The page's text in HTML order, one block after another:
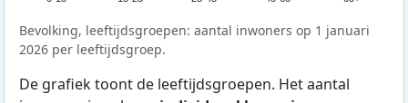
Bevolking, leeftijdsgroepen: aantal inwoners op 1 januari
2026 per leeftijdsgroep.
De grafiek toont de leeftijdsgroepen. Het aantal